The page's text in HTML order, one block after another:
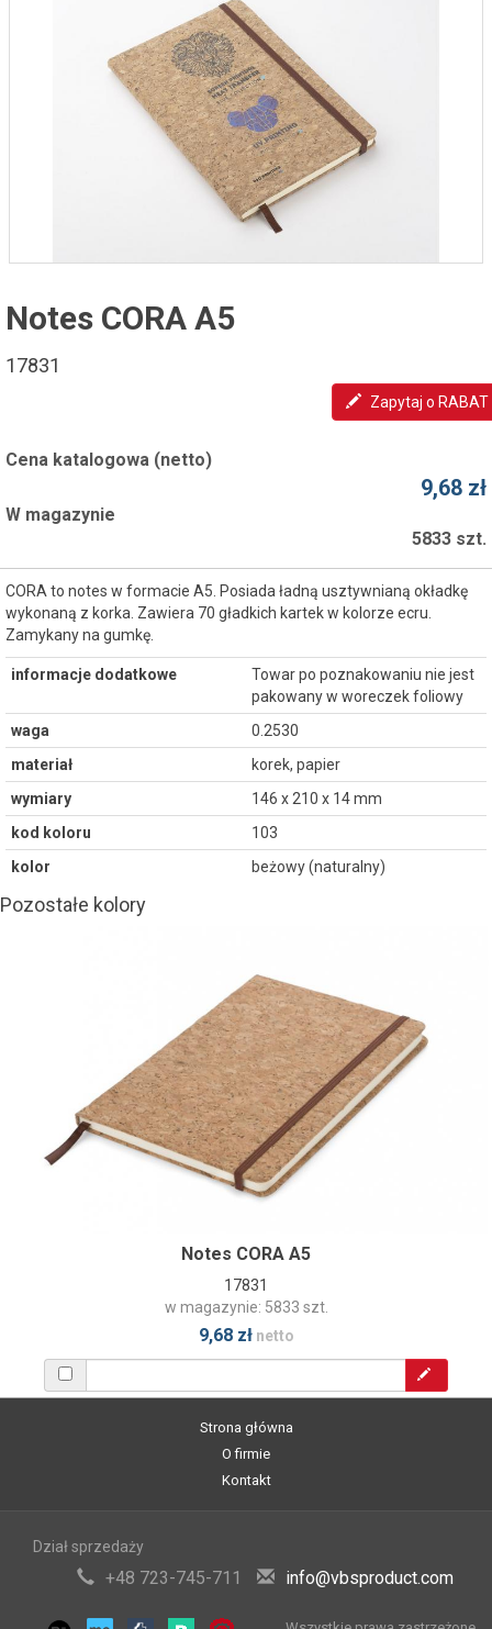
Notes CORA A5
17831
Zapytaj o RABAT
Cena katalogowa (netto)
9,68 zł
W magazynie
5833 szt.
CORA to notes w formacie A5. Posiada ładną usztywnianą okładkę
wykonaną z korka. Zawiera 70 gładkich kartek w kolorze ecru.
Zamykany na gumkę.
informacje dodatkowe
Towar po poznakowaniu nie jest
pakowany w woreczek foliowy
waga
0.2530
materiał
korek, papier
wymiary
146 x 210 x 14 mm
kod koloru
103
kolor
beżowy (naturalny)
Pozostałe kolory
Notes CORA A5
17831
w magazynie: 5833 szt.
9,68 złnetto
Strona główna
O firmie
Kontakt
Dział sprzedaży
+48 723-745-711 info@vbsproduct.com